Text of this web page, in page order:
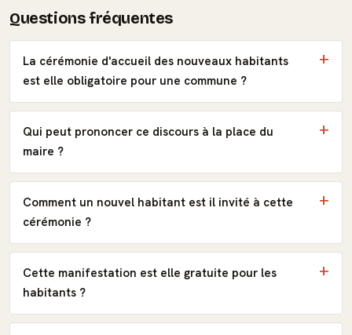
Questions fréquentes
La cérémonie d'accueil des nouveaux habitants
est elle obligatoire pour une commune ?
Qui peut prononcer ce discours à la place du
maire ?
Comment un nouvel habitant est il invité à cette
cérémonie ?
Cette manifestation est elle gratuite pour les
habitants ?